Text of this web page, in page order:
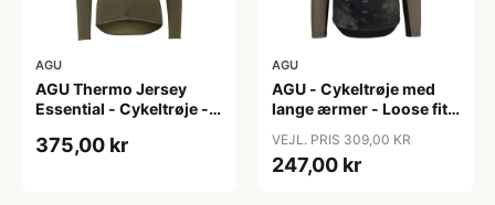
AGU
AGU Thermo Jersey
Essential - Cykeltrøje -
XXL
375,00 kr
AGU
AGU - Cykeltrøje med
lange ærmer - Loose fit -
VEJL. PRIS 309,00 KR
247,00 kr